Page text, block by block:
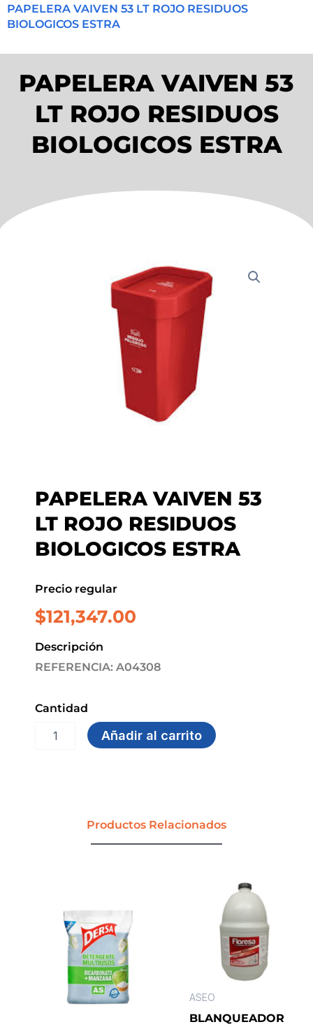
PAPELERA VAIVEN 53 LT ROJO RESIDUOS
BIOLOGICOS ESTRA
PAPELERA VAIVEN 53
LT ROJO RESIDUOS
BIOLOGICOS ESTRA
PAPELERA VAIVEN 53
LT ROJO RESIDUOS
BIOLOGICOS ESTRA
Precio regular
$121,347.00
Descripción
REFERENCIA: A04308
Cantidad
VAIVEN
Añadir al carrito
Productos Relacionados
ASEO
BLANQUEADOR